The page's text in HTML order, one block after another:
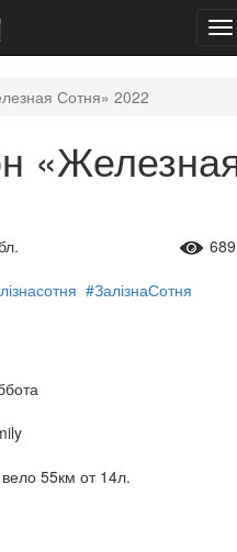
Сотня» 2022
#ЗалізнаСотня
55км от 14л.